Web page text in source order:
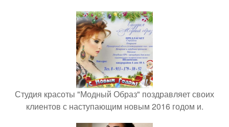
Студия красоты "Модный Образ" поздравляет своих
клиентов с наступающим новым 2016 годом и.